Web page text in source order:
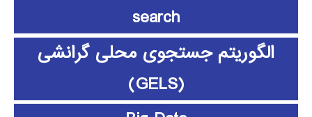
search
الگوریتم جستجوی محلی گرانشی
(GELS)